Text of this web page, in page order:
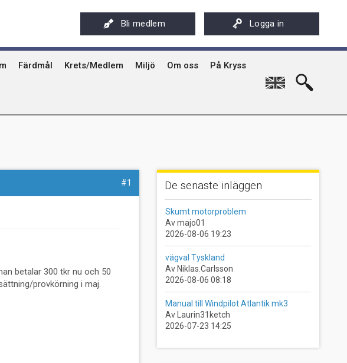
Bli medlem Logga in
Färdmål
Stockholms skärgård
Krets/Medlem
Uthyrning av Kryssarklubbens IF-båtar och kajaker
Miljö Om oss
Svenska Kryssarklubben 100 år
På Kryss
På Kryss historia
Kryssarklubbens nyhetsbrev
English
#1
betalar 300 tkr nu och 50
provkörning i maj.
De senaste inläggen
Skumt motorproblem
Av majo01
2026-08-06 19:23
vägval Tyskland
Av Niklas.Carlsson
2026-08-06 08:18
Manual till Windpilot Atlantik mk3
Av Laurin31ketch
2026-07-23 14:25